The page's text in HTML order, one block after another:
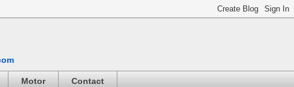
Motor Contact